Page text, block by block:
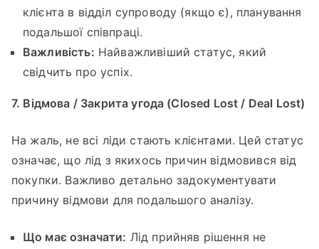
клієнта в відділ супроводу (якщо є), планування
подальшої співпраці.
Важливість: Найважливіший статус, який
свідчить про успіх.
7. Відмова / Закрита угода (Closed Lost / Deal Lost)
На жаль, не всі ліди стають клієнтами. Цей статус
означає, що лід з якихось причин відмовився від
покупки. Важливо детально задокументувати
причину відмови для подальшого аналізу.
Що має означати: Лід прийняв рішення не